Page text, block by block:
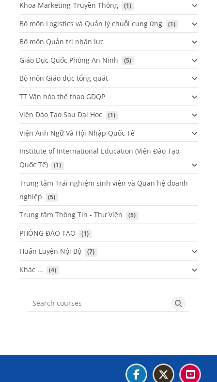
Khoa Marketing-Truyền Thông (1)
Bộ môn Logistics và Quản lý chuỗi cung ứng (1)
Bộ môn Quản trị nhân lực
Giáo Dục Quốc Phòng An Ninh
(5)
Bộ môn Giáo dục tổng quát
TT Văn hóa thể thao GDQP
Viện Đào Tạo Sau Đại Học
(1)
Viện Anh Ngữ Và Hội Nhập Quốc Tế
Institute of International Education (Viện Đào Tạo
Quốc Tế)
(1)
Trung tâm Trải nghiệm sinh viên và Quan hệ doanh
nghiệp
(5)
Trung tâm Thông Tin - Thư Viện (5)
PHÒNG ĐÀO TẠO (1)
Huấn Luyện Nội Bộ (7)
Khác ... (4)
Search courses Search